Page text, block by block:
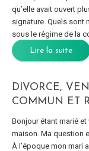
qu’elle avait ouvert
signature. Quels sont
sous le régime de la
Lire la suite
DIVORCE,
COMMUN ET
Bonjour étant marié
maison. Ma question
À l’époque mon mari